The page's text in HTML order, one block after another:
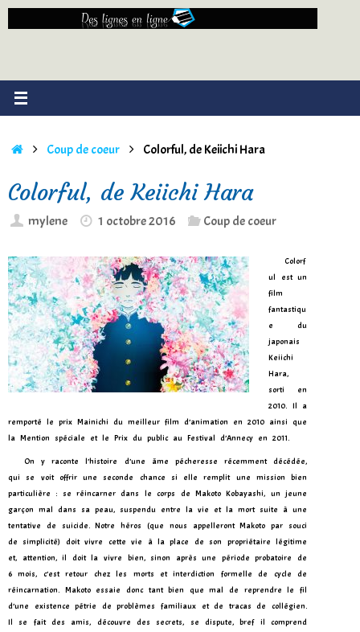
Passer
AccueilCoup de coeur Colorful, de Keiichi Hara
Colorful, de Keiichi Hara
mylene 1 octobre 2016 Coup de coeur
Colorf
ul est un
film
fantastiqu
e du
japonais
Keiichi
Hara,
sorti en
2010. Il a
remporté le prix Mainichi du meilleur film d’animation en 2010 ainsi que
la Mention spéciale et le Prix du public au Festival d’Annecy en 2011.
On y raconte l’histoire d’une âme pécheresse récemment décédée,
qui se voit offrir une seconde chance si elle remplit une mission bien
particulière : se réincarner dans le corps de Makoto Kobayashi, un jeune
garçon mal dans sa peau, suspendu entre la vie et la mort suite à une
tentative de suicide. Notre héros (que nous appelleront Makoto par souci
de simplicité) doit vivre cette vie à la place de son propriétaire légitime
et, attention, il doit la vivre bien, sinon après une période probatoire de
6 mois, c’est retour chez les morts et interdiction formelle de cycle de
réincarnation. Makoto essaie donc tant bien que mal de reprendre le fil
d’une existence pétrie de problèmes familiaux et de tracas de collégien.
Il se fait des amis, découvre des secrets, se dispute, bref il comprend